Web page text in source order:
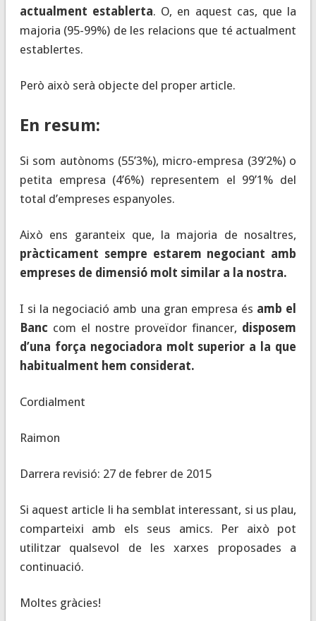
actualment establerta. O, en aquest cas, que la
majoria (95-99%) de les relacions que té actualment
establertes.
Però això serà objecte del proper article.
En resum:
Si som autònoms (55’3%), micro-empresa (39’2%) o
petita empresa (4’6%) representem el 99’1% del
total d’empreses espanyoles.
Això ens garanteix que, la majoria de nosaltres,
pràcticament sempre estarem negociant amb
empreses de dimensió molt similar a la nostra.
I si la negociació amb una gran empresa és amb el
Banc com el nostre proveïdor financer, disposem
d’una força negociadora molt superior a la que
habitualment hem considerat.
Cordialment
Raimon
Darrera revisió: 27 de febrer de 2015
Si aquest article li ha semblat interessant, si us plau,
comparteixi amb els seus amics. Per això pot
utilitzar qualsevol de les xarxes proposades a
continuació.
Moltes gràcies!